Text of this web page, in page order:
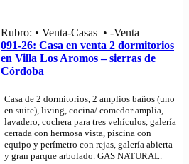
Rubro: • Venta-Casas • -Venta
091-26: Casa en venta 2 dormitorios
en Villa Los Aromos – sierras de
Córdoba
Casa de 2 dormitorios, 2 amplios baños (uno
en suite), living, cocina/ comedor amplia,
lavadero, cochera para tres vehículos, galería
cerrada con hermosa vista, piscina con
equipo y perímetro con rejas, galería abierta
y gran parque arbolado. GAS NATURAL.